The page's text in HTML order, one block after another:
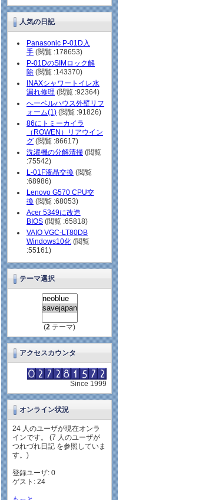
人気の日記
Panasonic P-01D入
手 (閲覧 :178653)
P-01DのSIMロック解
除 (閲覧 :143370)
INAXシャワートイレ水
漏れ修理 (閲覧 :92364)
へーベルハウス外壁リフ
ォーム(1) (閲覧 :91826)
86にトミーカイラ
（ROWEN）リアウイン
グ (閲覧 :86617)
洗濯機の分解清掃 (閲覧
:75542)
L-01F液晶交換 (閲覧
:68986)
Lenovo G570 CPU交
換 (閲覧 :68053)
Acer 5349に改造
BIOS (閲覧 :65818)
VAIO VGC-LT80DB
Windows10化 (閲覧
:55161)
テーマ選択
(2 テーマ)
アクセスカウンタ
Since 1999
オンライン状況
24 人のユーザが現在オンラ
インです。 (7 人のユーザが
つれづれ日記 を参照していま
す。)
登録ユーザ: 0
ゲスト: 24